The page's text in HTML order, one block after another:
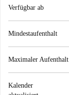
Verfügbar ab
Mindestaufenthalt
Maximaler Aufenthalt
Kalender